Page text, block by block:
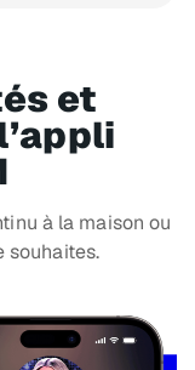
et
à la maison ou
souhaites.